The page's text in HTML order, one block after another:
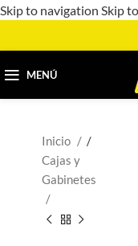
Skip to navigation Skip
MENÚ
Inicio
/
Cajas y
Gabinetes